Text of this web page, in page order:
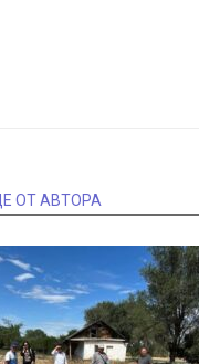
ОТ АВТОРА